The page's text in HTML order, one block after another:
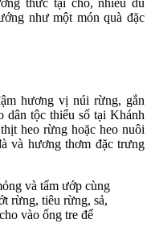
thức tại chỗ, nhiều du
như một món quà đặc
hương vị núi rừng, gắn
dân tộc thiểu số tại Khánh
heo rừng hoặc heo nuôi
và hương thơm đặc trưng